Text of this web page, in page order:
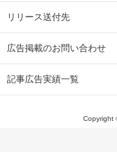
リリース送付先
広告掲載のお問い合わせ
記事広告実績一覧
Copyright